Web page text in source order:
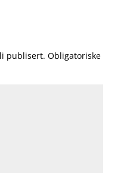
publisert. Obligatoriske